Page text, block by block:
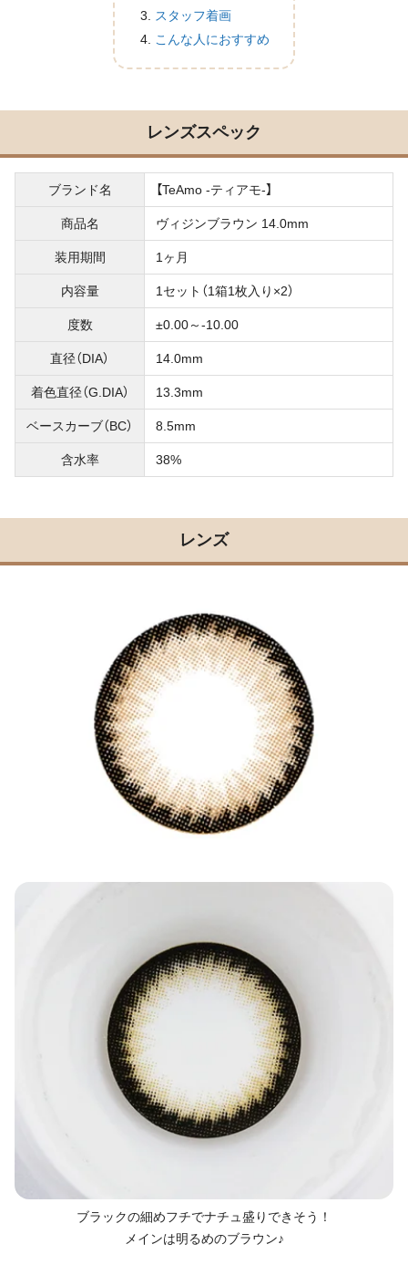
スタッフ着画
こんな人におすすめ
レンズスペック
ブランド名 【TeAmo -ティアモ-】
商品名 ヴィジンブラウン 14.0mm
装用期間 1ヶ月
内容量 1セット（1箱1枚入り×2）
度数 ±0.00～-10.00
直径（DIA） 14.0mm
着色直径（G.DIA） 13.3mm
ベースカーブ（BC） 8.5mm
含水率 38%
レンズ
ブラックの細めフチでナチュ盛りできそう！
メインは明るめのブラウン♪